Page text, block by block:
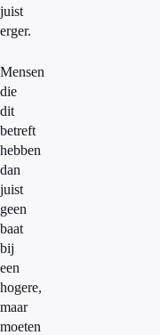
juist
erger.
Mensen
die
dit
betreft
hebben
dan
juist
geen
baat
bij
een
hogere,
maar
moeten